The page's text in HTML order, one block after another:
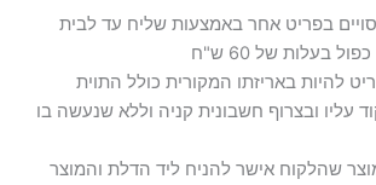
בפריט אחר באמצעות שליח עד לבית
בעלות של 60 ש"ח
להיות באריזתו המקורית כולל התוית
עליו ובצרוף חשבונית קניה וללא שנעשה בו
שהלקוח אישר להניח ליד הדלת והמוצר